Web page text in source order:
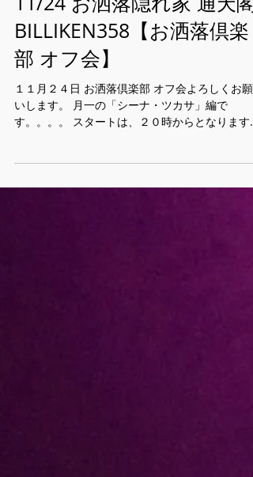
11/24 お洒落隠れ家 通天閣
BILLIKEN358【お洒落倶楽
部 オフ会】
１１月２４日 お洒落倶楽部 オフ会よろしくお願
す。。。。 スタートは、２０時からとなります！